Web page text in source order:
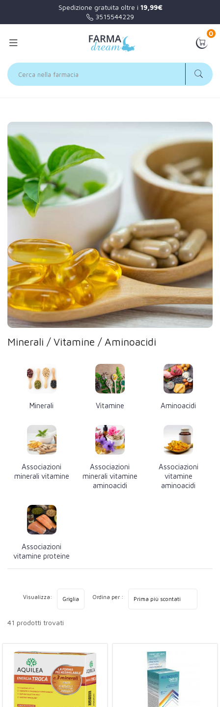
Spedizione gratuita oltre i 19,99€
3515544229
0
Minerali / Vitamine / Aminoacidi
Minerali Vitamine Aminoacidi
Associazioni
minerali vitamine
Associazioni
minerali vitamine
aminoacidi
Associazioni
vitamine
aminoacidi
Associazioni
vitamine proteine
41 prodotti trovati
Visualizza: Ordina per :